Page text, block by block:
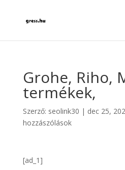
Grohe, Riho,
termékek,
Szerző: seolink30 | dec 25,
hozzászólások
[ad_1]